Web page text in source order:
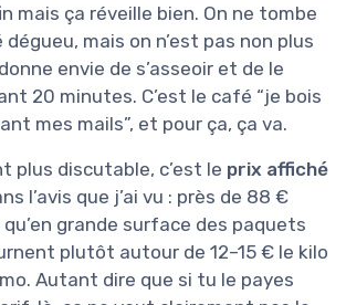
mais ça réveille bien. On ne tombe
mais on n’est pas non plus
envie de s’asseoir et de le
20 minutes. C’est le café “je bois
mes mails”, et pour ça, ça va.
plus discutable, c’est le prix affiché
l’avis que j’ai vu : près de 88 €
qu’en grande surface des paquets
plutôt autour de 12–15 € le kilo
Autant dire que si tu le payes